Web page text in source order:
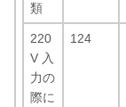
類
220
V 入
力の
際に
124